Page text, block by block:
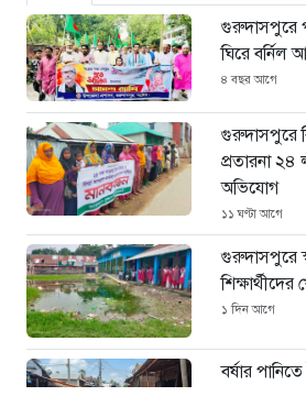
গুরুদাসপুরে
ঘিরে
৪ বছর আগে
গুরুদাসপুরে
প্রতারনা ২৪
অভিযোগ
১১ ঘণ্টা আগে
গুরুদাসপুরে
১ দিন আগে
বর্ষার